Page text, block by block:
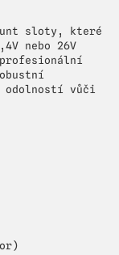
sloty, které
nebo 26V
odolností vůči